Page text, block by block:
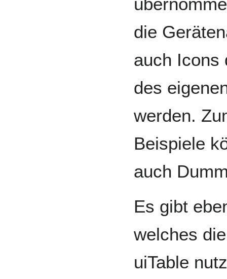
die
auch Icons
des
werden.
Beispiele
auch
Es gibt
welches
uiTable